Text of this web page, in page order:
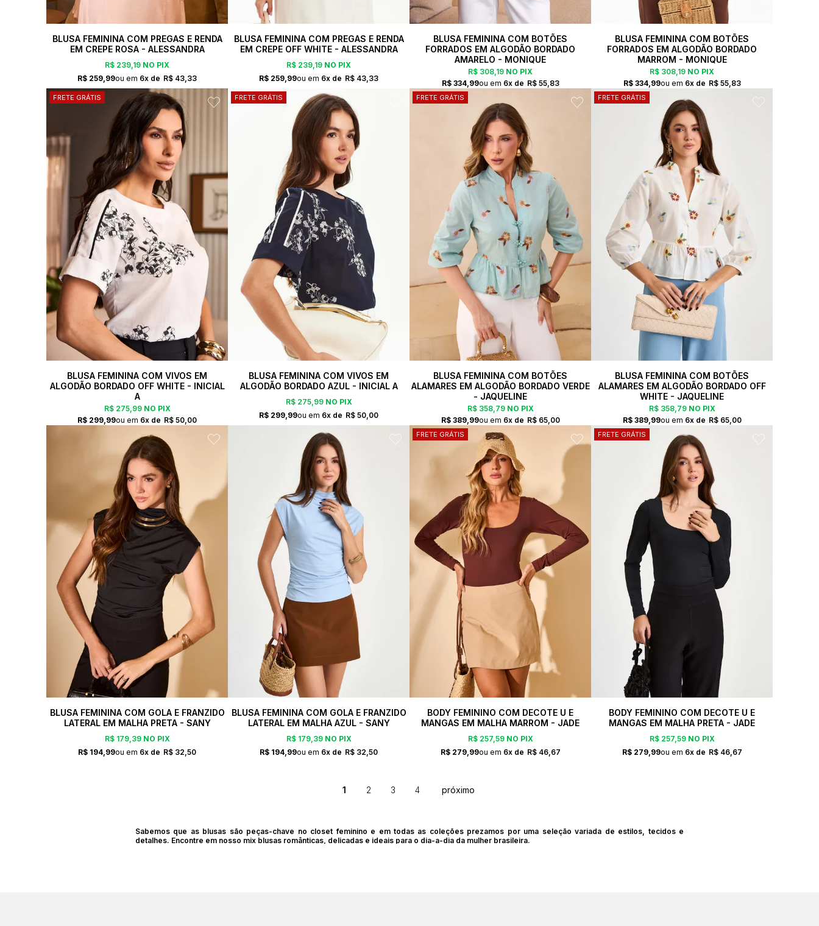
BLUSA FEMININA COM PREGAS E RENDA
EM CREPE ROSA - ALESSANDRA
R$ 239,19 NO PIX
R$ 259,99
6x R$ 43,33
BLUSA FEMININA COM PREGAS E RENDA
EM CREPE OFF WHITE - ALESSANDRA
R$ 239,19 NO PIX
R$ 259,99
6x R$ 43,33
BLUSA FEMININA COM BOTÕES
FORRADOS EM ALGODÃO BORDADO
AMARELO - MONIQUE
R$ 308,19 NO PIX
R$ 334,99
6x R$ 55,83
BLUSA FEMININA COM BOTÕES
FORRADOS EM ALGODÃO BORDADO
MARROM - MONIQUE
R$ 308,19 NO PIX
R$ 334,99
6x R$ 55,83
FRETE GRÁTIS
BLUSA FEMININA COM VIVOS EM
ALGODÃO BORDADO OFF WHITE - INICIAL
A
R$ 275,99NO PIX
R$ 299,99
6x R$ 50,00
FRETE GRÁTIS
BLUSA FEMININA COM VIVOS EM
ALGODÃO BORDADO AZUL - INICIAL A
R$ 275,99NO PIX
R$ 299,99
6x R$ 50,00
FRETE GRÁTIS
BLUSA FEMININA COM BOTÕES
ALAMARES EM ALGODÃO BORDADO VERDE
- JAQUELINE
R$ 358,79NO PIX
R$ 389,99
6x R$ 65,00
FRETE GRÁTIS
BLUSA FEMININA COM BOTÕES
ALAMARES EM ALGODÃO BORDADO OFF
WHITE - JAQUELINE
R$ 358,79NO PIX
R$ 389,99
6x R$ 65,00
BLUSA FEMININA COM GOLA E FRANZIDO
LATERAL EM MALHA PRETA - SANY
R$ 179,39NO PIX
R$ 194,99
6x R$ 32,50
BLUSA FEMININA COM GOLA E FRANZIDO
LATERAL EM MALHA AZUL - SANY
R$ 179,39NO PIX
R$ 194,99
6x R$ 32,50
FRETE GRÁTIS
BODY FEMININO COM DECOTE U E
MANGAS EM MALHA MARROM - JADE
R$ 257,59NO PIX
R$ 279,99
6x R$ 46,67
FRETE GRÁTIS
BODY FEMININO COM DECOTE U E
MANGAS EM MALHA PRETA - JADE
R$ 257,59NO PIX
R$ 279,99
6x R$ 46,67
1 2 3 4
Sabemos que as blusas são peças-chave no closet feminino e em todas as coleções prezamos por uma seleção variada de estilos, tecidos e
detalhes. Encontre em nosso mix blusas românticas, delicadas e ideais para o dia-a-dia da mulher brasileira.